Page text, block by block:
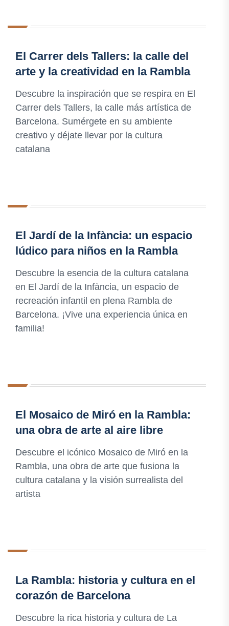
El Carrer dels Tallers: la calle del
arte y la creatividad en la Rambla
Descubre la inspiración que se respira en El
Carrer dels Tallers, la calle más artística de
Barcelona. Sumérgete en su ambiente
creativo y déjate llevar por la cultura
catalana
El Jardí de la Infància: un espacio
lúdico para niños en la Rambla
Descubre la esencia de la cultura catalana
en El Jardí de la Infància, un espacio de
recreación infantil en plena Rambla de
Barcelona. ¡Vive una experiencia única en
familia!
El Mosaico de Miró en la Rambla:
una obra de arte al aire libre
Descubre el icónico Mosaico de Miró en la
Rambla, una obra de arte que fusiona la
cultura catalana y la visión surrealista del
artista
La Rambla: historia y cultura en el
corazón de Barcelona
Descubre la rica historia y cultura de La